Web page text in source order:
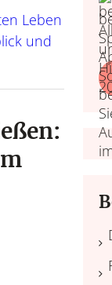
Balkon
Tipps,
Wellness, Yoga
Leben
und